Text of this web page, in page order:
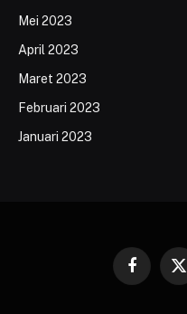
Mei 2023
April 2023
Maret 2023
Februari 2023
Januari 2023
Facebook
X